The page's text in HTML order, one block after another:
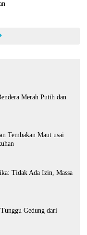
Merah Putih dan
Tembakan Maut usai
Tidak Ada Izin, Massa
Gedung dari